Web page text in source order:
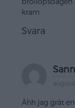
bröllopsdagen
kram
Svara
Åhh jag grät